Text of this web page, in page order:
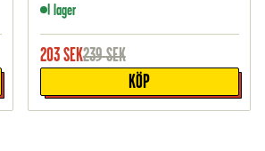
I lager
203SEK239SEK
KÖP